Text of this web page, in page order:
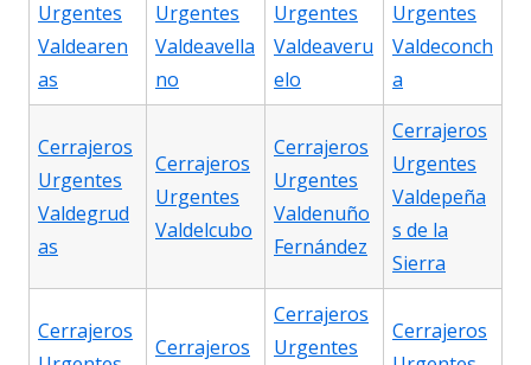
Urgentes
Valdearen
as
Urgentes
Valdeavella
no
Urgentes
Valdeaveru
elo
Urgentes
Valdeconch
a
Cerrajeros
Urgentes
Valdegrud
as
Cerrajeros
Urgentes
Valdelcubo
Cerrajeros
Urgentes
Valdenuño
Fernández
Cerrajeros
Urgentes
Valdepeña
s de la
Sierra
Cerrajeros
Cerrajeros
Cerrajeros
Urgentes
Cerrajeros